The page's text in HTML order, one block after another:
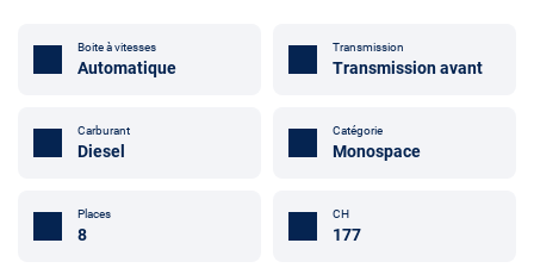
Boite à vitesses
Automatique
Transmission
Transmission avant
Carburant
Diesel
Catégorie
Monospace
Places
8
CH
177